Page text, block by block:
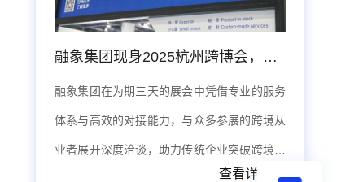
融象集团现身2025杭州跨博会，数据智能体系赋能出海
融象集团在为期三天的展会中凭借专业的服务
体系与高效的对接能力，与众多参展的跨境从
业者展开深度洽谈，助力传统企业突破跨境壁
查看详情>>